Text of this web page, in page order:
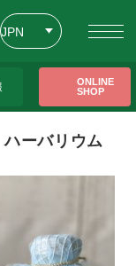
JPN
ONLINE
SHOP
すめ〉「自然標本」ハーバリウ
ハーバリウム